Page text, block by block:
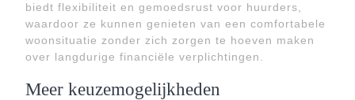
biedt flexibiliteit en gemoedsrust voor huurders,
waardoor ze kunnen genieten van een comfortabele
woonsituatie zonder zich zorgen te hoeven maken
over langdurige financiële verplichtingen.
Meer keuzemogelijkheden